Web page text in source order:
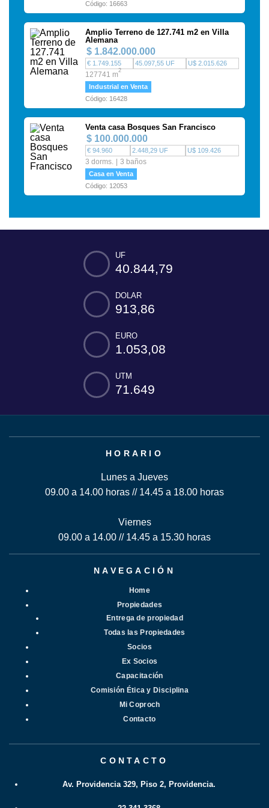
Código: 16663
Amplio Terreno de 127.741 m2 en Villa
Alemana
$ 1.842.000.000
€ 1.749.155 45.097,55 UF U$ 2.015.626
127741 m2
Industrial en Venta
Código: 16428
Venta casa Bosques San Francisco
$ 100.000.000
€ 94.960 2.448,29 UF U$ 109.426
3 dorms. 3 baños
Casa en Venta
Código: 12053
UF
40.844,79
DOLAR
913,86
EURO
1.053,08
UTM
71.649
HORARIO
Lunes a Jueves
09.00 a 14.00 horas // 14.45 a 18.00 horas
Viernes
09.00 a 14.00 // 14.45 a 15.30 horas
NAVEGACIÓN
Home
Propiedades
Entrega de propiedad
Todas las Propiedades
Socios
Ex Socios
Capacitación
Comisión Ética y Disciplina
Mi Coproch
Contacto
CONTACTO
Av. Providencia 329, Piso 2, Providencia.